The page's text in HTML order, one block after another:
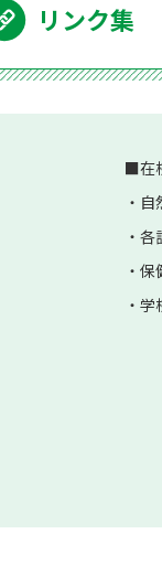
リンク集
在
自
各
保
学